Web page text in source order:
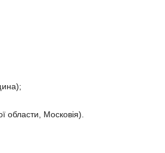
области, Московія).